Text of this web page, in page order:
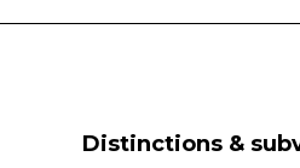
Distinctions &